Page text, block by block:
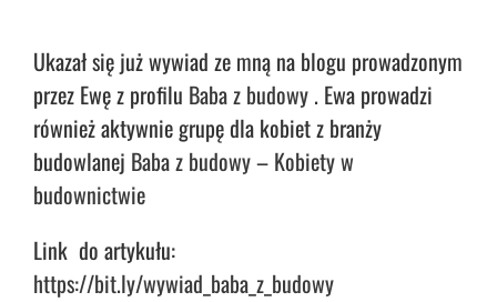
Ukazał się już wywiad ze mną na blogu prowadzonym
przez Ewę z profilu Baba z budowy . Ewa prowadzi
również aktywnie grupę dla kobiet z branży
budowlanej Baba z budowy – Kobiety w
budownictwie
Link do artykułu:
https://bit.ly/wywiad_baba_z_budowy